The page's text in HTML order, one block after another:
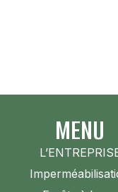
MENU